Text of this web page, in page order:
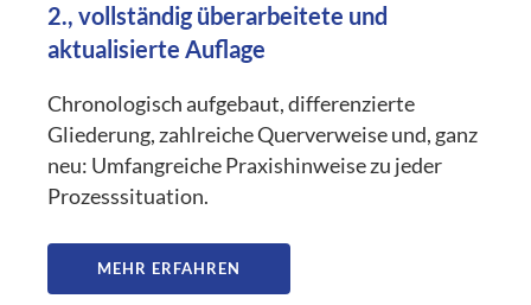
2., vollständig überarbeitete und
aktualisierte Auflage
Chronologisch aufgebaut, differenzierte
Gliederung, zahlreiche Querverweise und, ganz
neu: Umfangreiche Praxishinweise zu jeder
Prozesssituation.
MEHR ERFAHREN